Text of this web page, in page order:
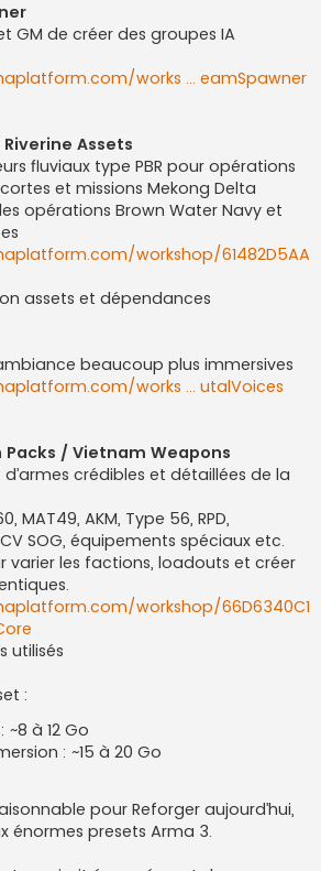
GM de créer des groupes IA
works ... eamSpawner
Riverine Assets
fluviaux type PBR pour opérations
et missions Mekong Delta
opérations Brown Water Navy et
workshop/61482D5AA
assets et dépendances
beaucoup plus immersives
works ... utalVoices
Packs / Vietnam Weapons
crédibles et détaillées de la
MAT49, AKM, Type 56, RPD,
SOG, équipements spéciaux etc.
varier les factions, loadouts et créer
workshop/66D6340C1
utilisés
:
à 12 Go
: ~15 à 20 Go
pour Reforger aujourd’hui,
énormes presets Arma 3.